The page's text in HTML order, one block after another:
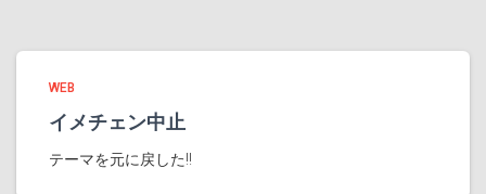
WEB
イメチェン中止
テーマを元に戻した!!